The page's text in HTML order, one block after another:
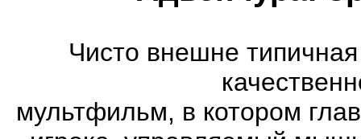
Чисто внешне
мультфильм, в котором